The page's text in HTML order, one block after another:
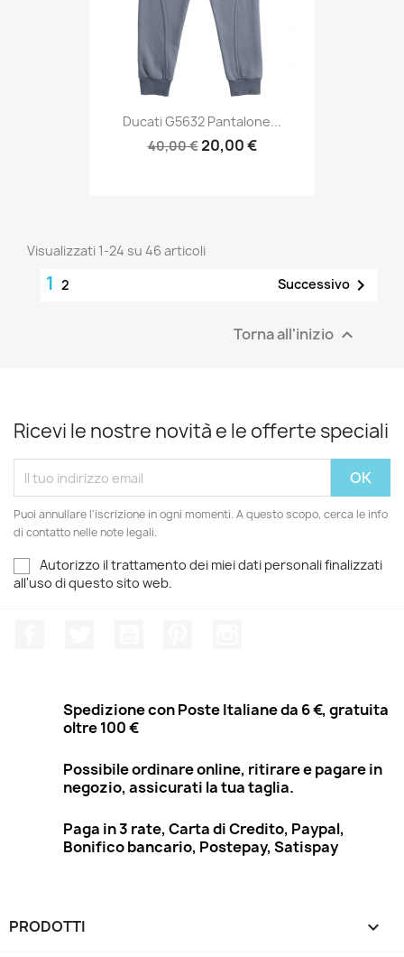
Ducati G5632 Pantalone...
40,00 €20,00 €
Visualizzati 1-24 su 46 articoli
1 2 Successivo 
Torna all'inizio 
Ricevi le nostre novità e le offerte speciali
Puoi annullare l'iscrizione in ogni momenti. A questo scopo, cerca le info
di contatto nelle note legali.
Autorizzo il trattamento dei miei dati personali finalizzati
all'uso di questo sito web.
Spedizione con Poste Italiane da 6 €, gratuita
oltre 100 €
Possibile ordinare online, ritirare e pagare in
negozio, assicurati la tua taglia.
Paga in 3 rate, Carta di Credito, Paypal,
Bonifico bancario, Postepay, Satispay
PRODOTTI 